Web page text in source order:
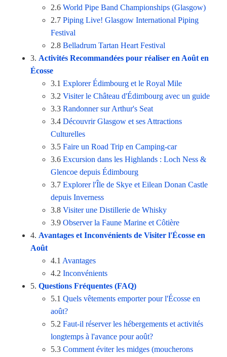
2.6 World Pipe Band Championships (Glasgow)
2.7 Piping Live! Glasgow International Piping
Festival
2.8 Belladrum Tartan Heart Festival
3. Activités Recommandées pour réaliser en Août en
Écosse
3.1 Explorer Édimbourg et le Royal Mile
3.2 Visiter le Château d'Édimbourg avec un guide
3.3 Randonner sur Arthur's Seat
3.4 Découvrir Glasgow et ses Attractions
Culturelles
3.5 Faire un Road Trip en Camping-car
3.6 Excursion dans les Highlands : Loch Ness &
Glencoe depuis Édimbourg
3.7 Explorer l'Île de Skye et Eilean Donan Castle
depuis Inverness
3.8 Visiter une Distillerie de Whisky
3.9 Observer la Faune Marine et Côtière
4. Avantages et Inconvénients de Visiter l'Écosse en
Août
4.1 Avantages
4.2 Inconvénients
5. Questions Fréquentes (FAQ)
5.1 Quels vêtements emporter pour l'Écosse en
août?
5.2 Faut-il réserver les hébergements et activités
longtemps à l'avance pour août?
5.3 Comment éviter les midges (moucherons